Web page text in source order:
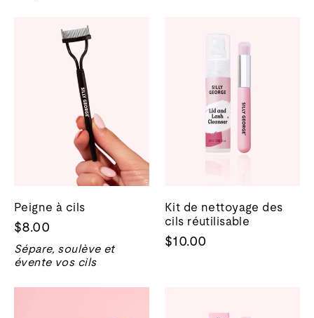
Peigne à cils
$8.00
Sépare, soulève et
évente vos cils
Kit de nettoyage des
cils réutilisable
$10.00